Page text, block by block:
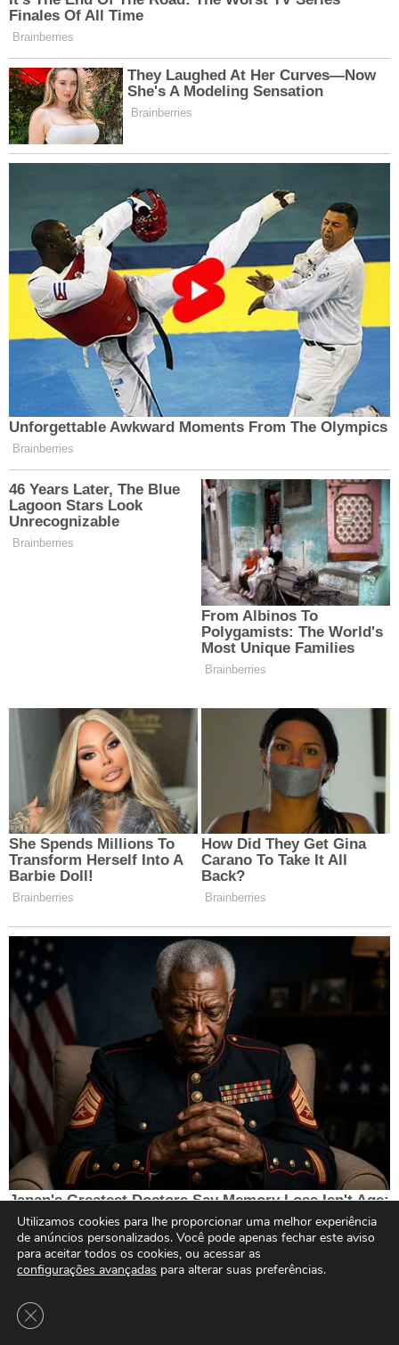
Utilizamos cookies para lhe proporcionar uma melhor experiência
de anúncios personalizados. Você pode apenas fechar este aviso
para aceitar todos os cookies, ou acessar as
configurações avançadas para alterar suas preferências.
Close GDPR Cookie Banner